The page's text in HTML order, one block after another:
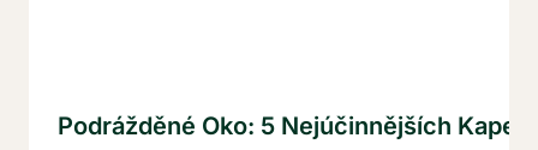
Podrážděné Oko: 5 Nejúčinnějších Kapek